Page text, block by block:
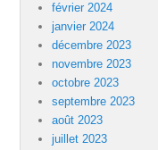
février 2024
janvier 2024
décembre 2023
novembre 2023
octobre 2023
septembre 2023
août 2023
juillet 2023